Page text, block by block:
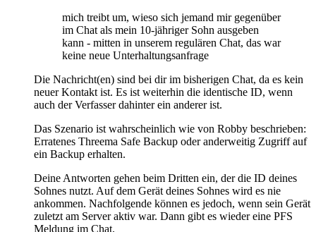
mich treibt um, wieso sich jemand mir gegenüber
im Chat als mein 10-jähriger Sohn ausgeben
kann - mitten in unserem regulären Chat, das war
keine neue Unterhaltungsanfrage
Die Nachricht(en) sind bei dir im bisherigen Chat, da es kein
neuer Kontakt ist. Es ist weiterhin die identische ID, wenn
auch der Verfasser dahinter ein anderer ist.
Das Szenario ist wahrscheinlich wie von Robby beschrieben:
Erratenes Threema Safe Backup oder anderweitig Zugriff auf
ein Backup erhalten.
Deine Antworten gehen beim Dritten ein, der die ID deines
Sohnes nutzt. Auf dem Gerät deines Sohnes wird es nie
ankommen. Nachfolgende können es jedoch, wenn sein Gerät
zuletzt am Server aktiv war. Dann gibt es wieder eine PFS
Meldung im Chat.